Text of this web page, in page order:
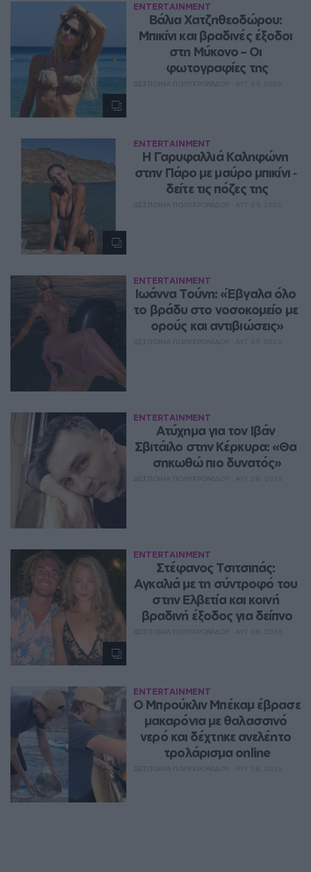
ENTERTAINMENT
Βάλια Χατζηθεοδώρου:
Μπικίνι και βραδινές έξοδοι
στη Μύκονο – Οι
φωτογραφίες της
ENTERTAINMENT
Η Γαρυφαλλιά Καληφώνη
στην Πάρο με μαύρο μπικίνι ‑
δείτε τις πόζες της
ENTERTAINMENT
Ιωάννα Τούνη: «Έβγαλα όλο
το βράδυ στο νοσοκομείο με
ορούς και αντιβιώσεις»
ENTERTAINMENT
Ατύχημα για τον Ιβάν
Σβιτάιλο στην Κέρκυρα: «Θα
σηκωθώ πιο δυνατός»
ENTERTAINMENT
Στέφανος Τσιτσιπάς:
Αγκαλιά με τη σύντροφό του
στην Ελβετία και κοινή
βραδινή έξοδος για δείπνο
ENTERTAINMENT
Ο Μπρούκλιν Μπέκαμ έβρασε
μακαρόνια με θαλασσινό
νερό και δέχτηκε ανελέητο
τρολάρισμα online